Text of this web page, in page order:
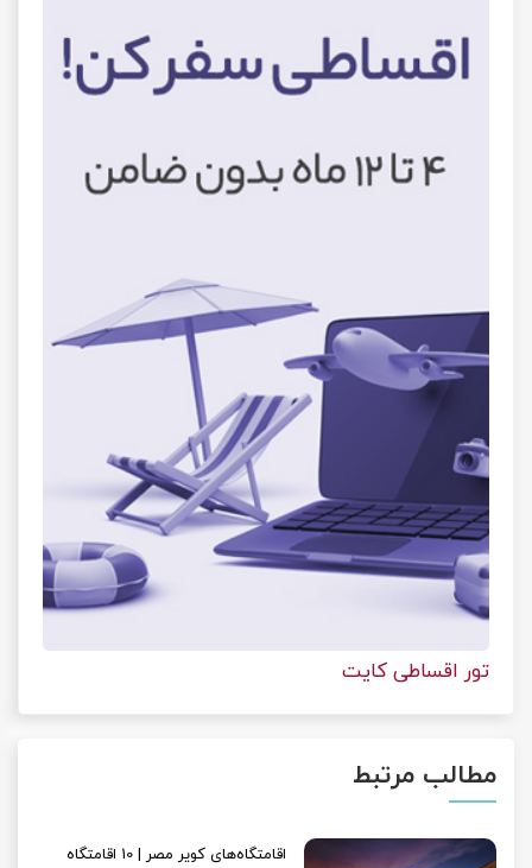
تور اقساطی کایت
مطالب مرتبط
اقامتگاه‌های کویر مصر | 10 اقامتگاه